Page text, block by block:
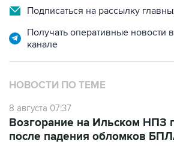
Получать оперативные новости
канале
НОВОСТИ ПО ТЕМЕ
8 августа 07:37
после падения обломков БПЛА